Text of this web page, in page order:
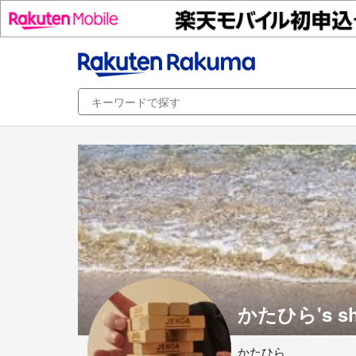
かたひら's
かたひら